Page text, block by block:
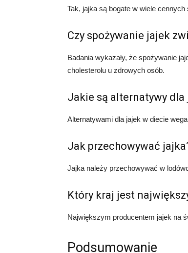
Tak, jajka są bogate w wiele cennych
Czy spożywanie jajek
Badania wykazały, że spożywanie
cholesterolu u zdrowych osób.
Jakie są alternatywy
Alternatywami dla jajek w diecie
Jak przechowywać
Jajka należy przechowywać w
Który kraj jest
Największym producentem jajek na
Podsumowanie